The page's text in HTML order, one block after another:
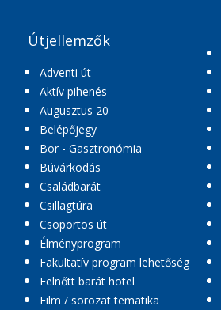
Útjellemzők
Adventi út
Aktív pihenés
Augusztus 20
Belépőjegy
Bor - Gasztronómia
Búvárkodás
Családbarát
Csillagtúra
Csoportos út
Élményprogram
Fakultatív program lehetőség
Felnőtt barát hotel
Film / sorozat tematika